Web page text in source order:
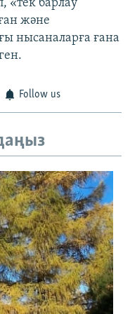
«тек барлау
және
нысаналарға ғана
Follow us